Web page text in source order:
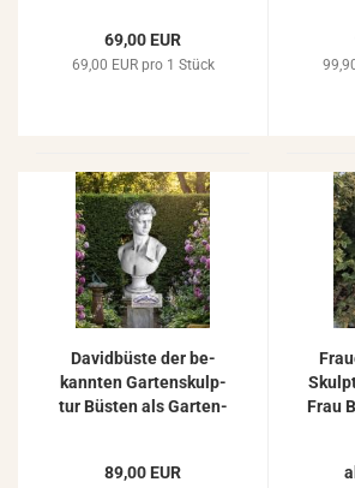
ST320
69,00 EUR
69,00 EUR pro 1 Stück
Da­vid­büs­te der be­
kann­ten Gar­ten­skulp­
tur Büs­ten als Gar­ten­
89,00 EUR
Frau